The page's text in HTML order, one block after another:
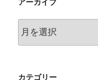
アーカイブ
ー
カテゴリー